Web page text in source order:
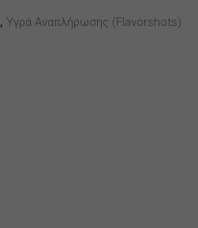
, Υγρά Αναπλήρωσης (flavorshots)